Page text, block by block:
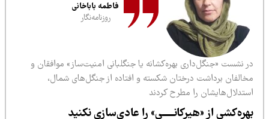
فاطمه باباخانی
روزنامه‌نگار
نشست «جنگل‌داری بهره‌کشانه یا جنگلبانی امنیت‌ساز» موافقان و
برداشت درختان شکسته و افتاده از جنگل‌های شمال،
را مطرح کردند
از «هیرکانـــــی» را عادی‌سازی نکنید